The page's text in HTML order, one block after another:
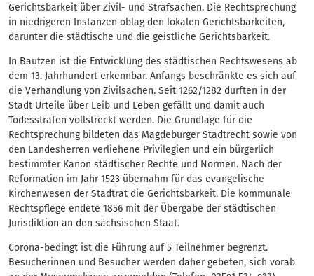
Gerichtsbarkeit über Zivil- und Strafsachen. Die Rechtsprechung
in niedrigeren Instanzen oblag den lokalen Gerichtsbarkeiten,
darunter die städtische und die geistliche Gerichtsbarkeit.
In Bautzen ist die Entwicklung des städtischen Rechtswesens ab
dem 13. Jahrhundert erkennbar. Anfangs beschränkte es sich auf
die Verhandlung von Zivilsachen. Seit 1262/1282 durften in der
Stadt Urteile über Leib und Leben gefällt und damit auch
Todesstrafen vollstreckt werden. Die Grundlage für die
Rechtsprechung bildeten das Magdeburger Stadtrecht sowie von
den Landesherren verliehene Privilegien und ein bürgerlich
bestimmter Kanon städtischer Rechte und Normen. Nach der
Reformation im Jahr 1523 übernahm für das evangelische
Kirchenwesen der Stadtrat die Gerichtsbarkeit. Die kommunale
Rechtspflege endete 1856 mit der Übergabe der städtischen
Jurisdiktion an den sächsischen Staat.
Corona-bedingt ist die Führung auf 5 Teilnehmer begrenzt.
Besucherinnen und Besucher werden daher gebeten, sich vorab